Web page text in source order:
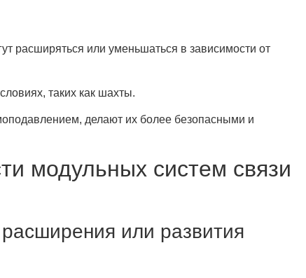
расширяться или уменьшаться в зависимости от
таких как шахты.
делают их более безопасными и
модульных систем связи
или развития